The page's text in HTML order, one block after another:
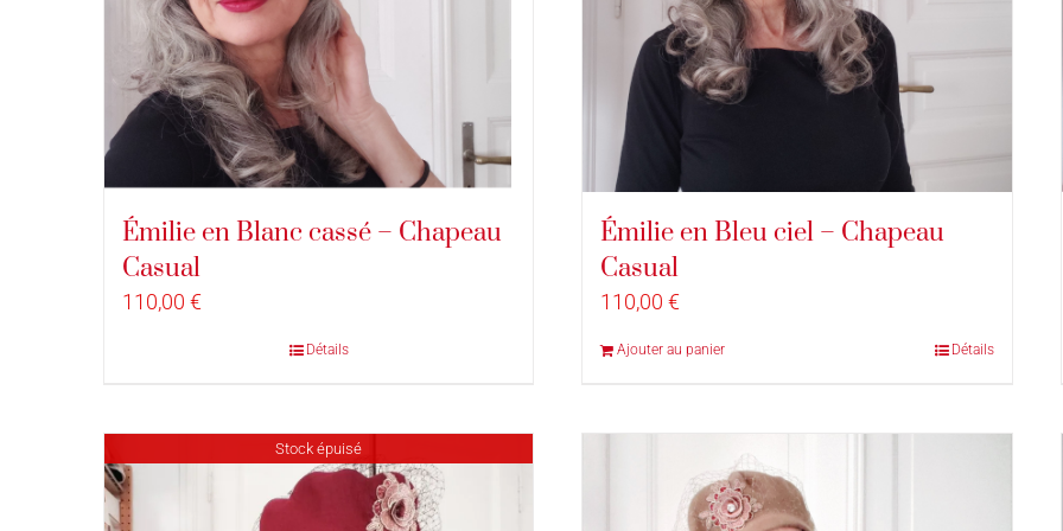
Émilie en Blanc cassé – Chapeau
Casual
110,00 €
Détails
Émilie en Bleu ciel – Chapeau
Casual
110,00€
Ajouter au panier Détails
Stock épuisé